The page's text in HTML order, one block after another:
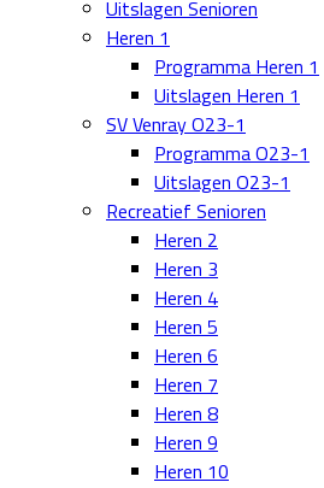
Uitslagen Senioren
Heren 1
Programma Heren 1
Uitslagen Heren 1
SV Venray O23-1
Programma O23-1
Uitslagen O23-1
Recreatief Senioren
Heren 2
Heren 3
Heren 4
Heren 5
Heren 6
Heren 7
Heren 8
Heren 9
Heren 10